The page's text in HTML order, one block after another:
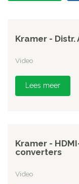
Kramer -
Video
Lees meer
Kramer -
converters
Video